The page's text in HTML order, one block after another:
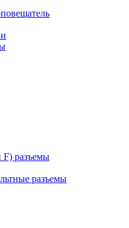
F) разъемы
разъемы